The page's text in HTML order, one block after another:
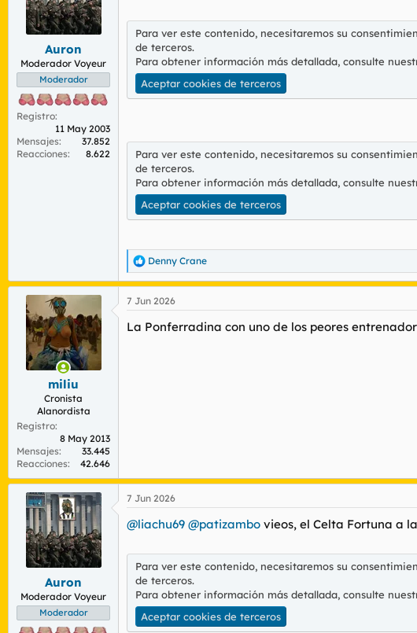
n
e
Auron
Moderador Voyeur
Moderador
Registro
11 May 2003
Mensajes
37.852
Reacciones
8.622
Para ver este contenido, necesitaremos su
de terceros.
Para obtener información más detallada, consulte
Aceptar cookies de terceros
Para ver este contenido, necesitaremos su
de terceros.
Para obtener información más detallada, consulte
Aceptar cookies de terceros
R
e
a
c
i
Denny Crane
miliu
Cronista
Alanordista
Registro
8 May 2013
Mensajes
33.445
Reacciones
42.646
7 Jun 2026
La Ponferradina con uno de los peores
Auron
Moderador Voyeur
Moderador
7 Jun 2026
@liachu69 @patizambo vieos, el Celta Fortuna a
Para ver este contenido, necesitaremos su
de terceros.
Para obtener información más detallada, consulte
Aceptar cookies de terceros